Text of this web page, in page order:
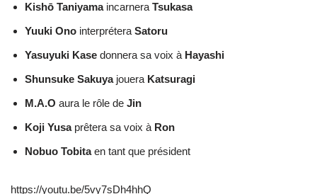
Kishō Taniyama incarneraTsukasa
Yuuki Ono interpréteraSatoru
Yasuyuki Kase donnera sa voix à Hayashi
Shunsuke Sakuyajouera Katsuragi
M.A.O aura le rôle de Jin
Koji Yusaprêtera sa voix à Ron
Nobuo Tobitaen tant que président
https://youtu.be/5vy7sDh4hhQ